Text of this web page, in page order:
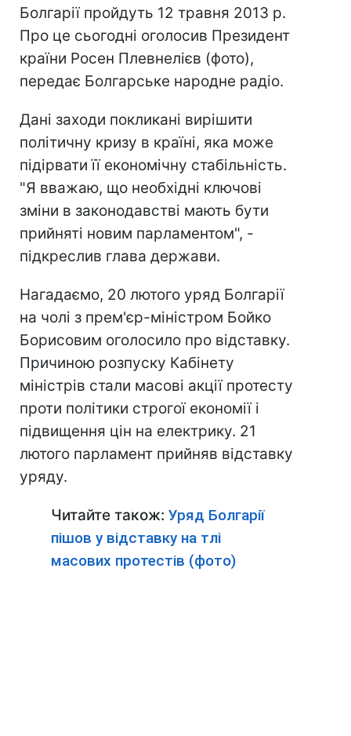
Болгарії пройдуть 12 травня 2013 р.
Про це сьогодні оголосив Президент
країни Росен Плевнелієв (фото),
передає Болгарське народне радіо.
Дані заходи покликані вирішити
політичну кризу в країні, яка може
підірвати її економічну стабільність.
"Я вважаю, що необхідні ключові
зміни в законодавстві мають бути
прийняті новим парламентом", -
підкреслив глава держави.
Нагадаємо, 20 лютого уряд Болгарії
на чолі з прем'єр-міністром Бойко
Борисовим оголосило про відставку.
Причиною розпуску Кабінету
міністрів стали масові акції протесту
проти політики строгої економії і
підвищення цін на електрику. 21
лютого парламент прийняв відставку
уряду.
Читайте також: Уряд Болгарії
пішов у відставку на тлі
масових протестів (фото)